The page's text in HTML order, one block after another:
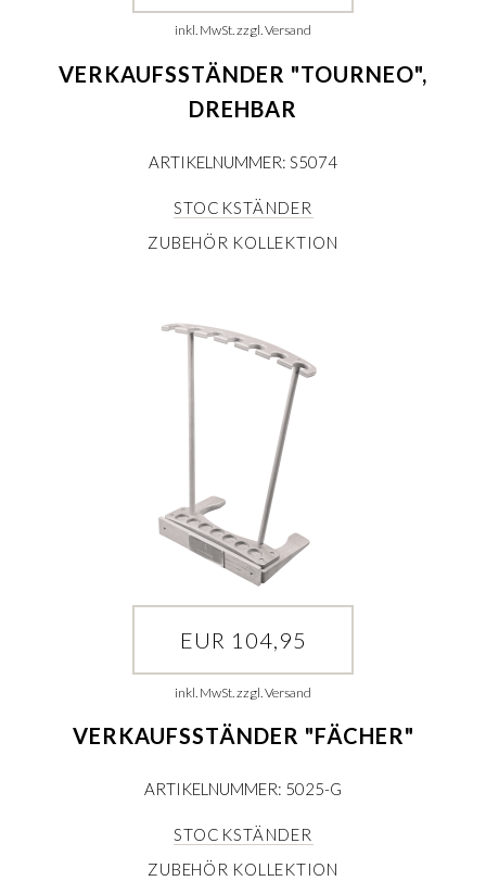
inkl. MwSt. zzgl. Versand
VERKAUFSSTÄNDER "TOURNEO",
DREHBAR
ARTIKELNUMMER: S5074
STOCKSTÄNDER
ZUBEHÖR KOLLEKTION
EUR 104,95
inkl. MwSt. zzgl. Versand
VERKAUFSSTÄNDER "FÄCHER"
ARTIKELNUMMER: 5025-G
STOCKSTÄNDER
ZUBEHÖR KOLLEKTION